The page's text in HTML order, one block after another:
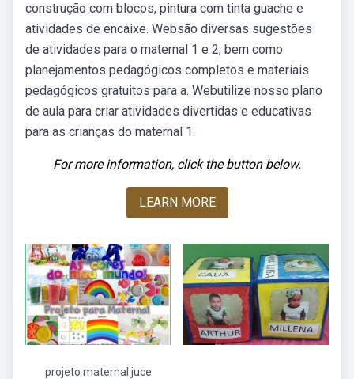
construção com blocos, pintura com tinta guache e
atividades de encaixe. Websão diversas sugestões
de atividades para o maternal 1 e 2, bem como
planejamentos pedagógicos completos e materiais
pedagógicos gratuitos para a. Webutilize nosso plano
de aula para criar atividades divertidas e educativas
para as crianças do maternal 1.
For more information, click the button below.
LEARN MORE
projeto maternal juce